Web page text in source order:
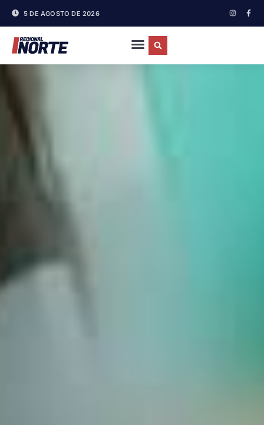
5 DE AGOSTO DE 2026